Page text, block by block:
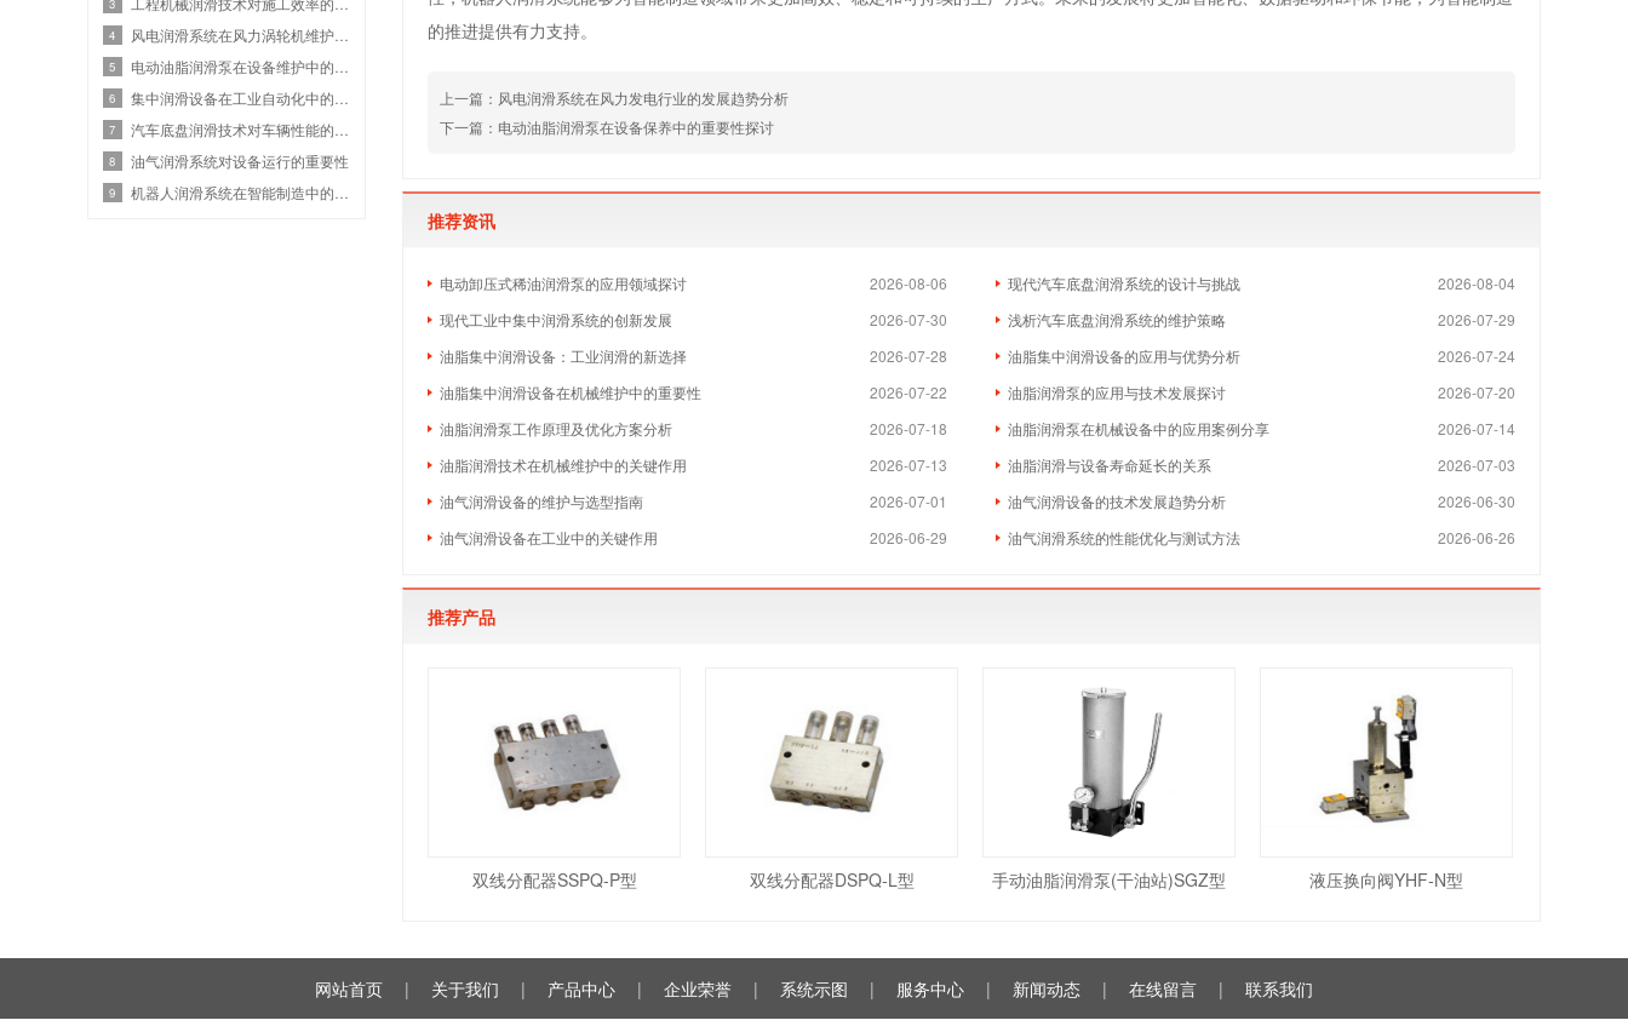
的推进提供有力支持。
上一篇：风电润滑系统在风力发电行业的发展趋势分析
下一篇：电动油脂润滑泵在设备保养中的重要性探讨
推荐资讯
2026-08-06
电动卸压式稀油润滑泵的应用领域探讨 2026-08-04
现代汽车底盘润滑系统的设计与挑战
2026-07-30
现代工业中集中润滑系统的创新发展 2026-07-29
浅析汽车底盘润滑系统的维护策略
2026-07-28
油脂集中润滑设备：工业润滑的新选择 2026-07-24
油脂集中润滑设备的应用与优势分析
2026-07-22
油脂集中润滑设备在机械维护中的重要性 2026-07-20
油脂润滑泵的应用与技术发展探讨
2026-07-18
油脂润滑泵工作原理及优化方案分析 2026-07-14
油脂润滑泵在机械设备中的应用案例分享
2026-07-13
油脂润滑技术在机械维护中的关键作用 2026-07-03
油脂润滑与设备寿命延长的关系
2026-07-01
油气润滑设备的维护与选型指南 2026-06-30
油气润滑设备的技术发展趋势分析
2026-06-29
油气润滑设备在工业中的关键作用 2026-06-26
油气润滑系统的性能优化与测试方法
推荐产品
双线分配器SSPQ-P型 双线分配器DSPQ-L型 手动油脂润滑泵(干油站)SGZ型 液压换向阀YHF-N型
4
5
6
7
8 油气润滑系统对设备运行的重要性
9
网站首页 | 关于我们 | 产品中心 | 企业荣誉 | 系统示图 | 服务中心 | 新闻动态 | 在线留言 | 联系我们